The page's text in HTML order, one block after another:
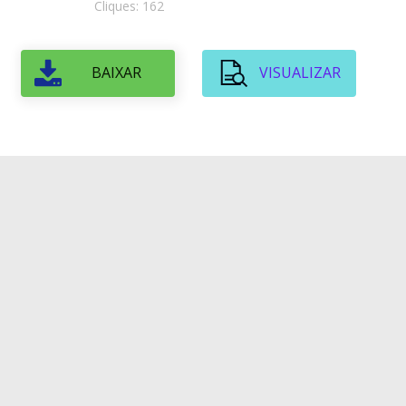
Cliques: 162
BAIXAR VISUALIZAR